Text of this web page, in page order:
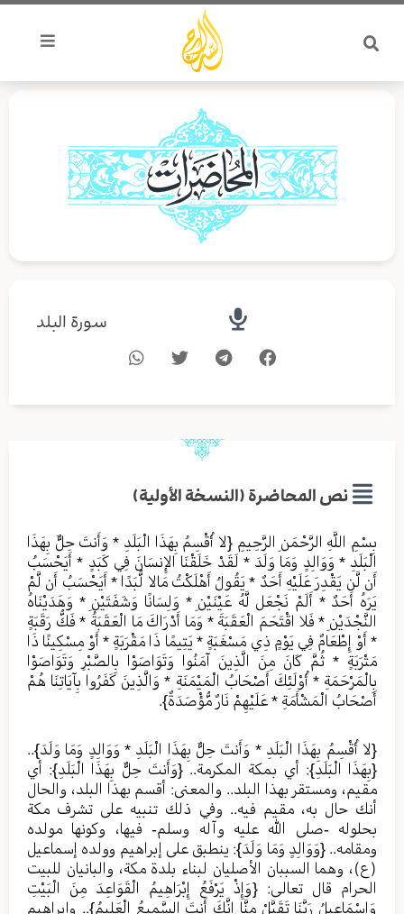
تخطي
المحتوى
سورة البلد
نص المحاضرة (النسخة الأولية)
بِسْمِ اللَّهِ الرَّحْمَنِ الرَّحِيمِ {لا أُقْسِمُ بِهَذَا الْبَلَدِ * وَأَنتَ حِلٌّ بِهَذَا
الْبَلَدِ * وَوَالِدٍ وَمَا وَلَدَ * لَقَدْ خَلَقْنَا الإِنسَانَ فِي كَبَدٍ * أَيَحْسَبُ
أَن لَّن يَقْدِرَ عَلَيْهِ أَحَدٌ * يَقُولُ أَهْلَكْتُ مَالا لُّبَدًا * أَيَحْسَبُ أَن لَّمْ
يَرَهُ أَحَدٌ * أَلَمْ نَجْعَل لَّهُ عَيْنَيْنِ * وَلِسَانًا وَشَفَتَيْنِ * وَهَدَيْنَاهُ
النَّجْدَيْنِ * فَلا اقْتَحَمَ الْعَقَبَةَ * وَمَا أَدْرَاكَ مَا الْعَقَبَةُ * فَكُّ رَقَبَةٍ
* أَوْ إِطْعَامٌ فِي يَوْمٍ ذِي مَسْغَبَةٍ * يَتِيمًا ذَا مَقْرَبَةٍ * أَوْ مِسْكِينًا ذَا
مَتْرَبَةٍ * ثُمَّ كَانَ مِنَ الَّذِينَ آمَنُوا وَتَوَاصَوْا بِالصَّبْرِ وَتَوَاصَوْا
بِالْمَرْحَمَةِ * أُوْلَئِكَ أَصْحَابُ الْمَيْمَنَةِ * وَالَّذِينَ كَفَرُوا بِآيَاتِنَا هُمْ
أَصْحَابُ الْمَشْأَمَةِ * عَلَيْهِمْ نَارٌ مُّؤْصَدَةٌ}.
{لا أُقْسِمُ بِهَذَا الْبَلَدِ * وَأَنتَ حِلٌّ بِهَذَا الْبَلَدِ * وَوَالِدٍ وَمَا وَلَدَ}..
{بِهَذَا الْبَلَدِ}: أي بمكة المكرمة.. {وَأَنتَ حِلٌّ بِهَذَا الْبَلَدِ}: أي
مقيم، ومستقر بهذا البلد.. والمعنى: أقسم بهذا البلد، والحال
أنك حال به، مقيم فيه.. وفي ذلك تنبيه على تشرف مكة
بحلوله -صلى الله عليه وآله وسلم- فيها، وكونها مولده
ومقامه.. {وَوَالِدٍ وَمَا وَلَدَ}: ينطبق على إبراهيم وولده إسماعيل
(ع)، وهما السببان الأصليان لبناء بلدة مكة، والبانيان للبيت
الحرام قال تعالى: {وَإِذْ يَرْفَعُ إِبْرَاهِيمُ الْقَوَاعِدَ مِنَ الْبَيْتِ
وَإِسْمَاعِيلُ رَبَّنَا تَقَبَّلْ مِنَّا إِنَّكَ أَنتَ السَّمِيعُ الْعَلِيمُ}.. وإبراهيم